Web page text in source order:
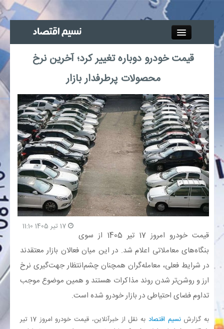
جذب خبرنگار
آگهی استخدام
پیوند‌ها
چند رسانه‌ای
اجتماعی
صنعت معدن و تجارت
بانک
اقتصاد
قیمت خودرو دوباره تغییر کرد؛ آخرین نرخ
محصولات پرطرفدار بازار
قیمت خودرو امروز 17 تیر 1405 از سوی
بنگاه‌های معاملاتی اعلام شد. در این میان فعالان بازار معتقدند
در شرایط فعلی، معامله‌گران همچنان چشم‌انتظار جهت‌گیری نرخ
ارز و روشن‌تر شدن روند مذاکرات هستند و همین موضوع موجب
تداوم فضای احتیاطی در بازار خودرو شده است.
به گزارش نسیم اقتصاد
به نقل از خبرآنلاین، قیمت خودرو امروز 17 تیر